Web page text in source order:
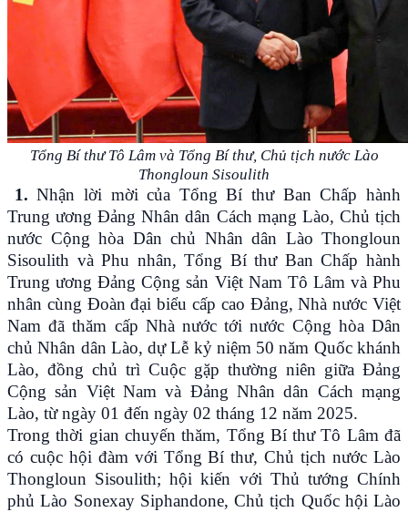
Tổng Bí thư Tô Lâm và Tổng Bí thư, Chủ tịch nước Lào
Thongloun Sisoulith​​​​
1. Nhận lời mời của Tổng Bí thư Ban Chấp hành
Trung ương Đảng Nhân dân Cách mạng Lào, Chủ tịch
nước Cộng hòa Dân chủ Nhân dân Lào Thongloun
Sisoulith và Phu nhân, Tổng Bí thư Ban Chấp hành
Trung ương Đảng Cộng sản Việt Nam Tô Lâm và Phu
nhân cùng Đoàn đại biểu cấp cao Đảng, Nhà nước Việt
Nam đã thăm cấp Nhà nước tới nước Cộng hòa Dân
chủ Nhân dân Lào, dự Lễ kỷ niệm 50 năm Quốc khánh
Lào, đồng chủ trì Cuộc gặp thường niên giữa Đảng
Cộng sản Việt Nam và Đảng Nhân dân Cách mạng
Lào, từ ngày 01 đến ngày 02 tháng 12 năm 2025.
Trong thời gian chuyến thăm, Tổng Bí thư Tô Lâm đã
có cuộc hội đàm với Tổng Bí thư, Chủ tịch nước Lào
Thongloun Sisoulith; hội kiến với Thủ tướng Chính
phủ Lào Sonexay Siphandone, Chủ tịch Quốc hội Lào